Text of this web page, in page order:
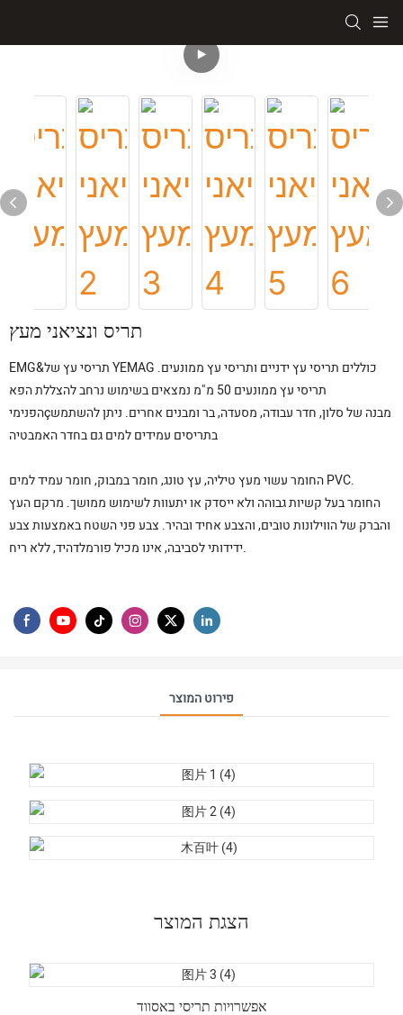
תריס ונציאני מעץ
EMG&תריסי עץ של YEMAG כוללים תריסי עץ ידניים ותריסי עץ ממונעים.
תריסי עץ ממונעים 50 מ"מ נמצאים בשימוש נרחב להצללת הפא
הפנימיçמבנה של סלון, חדר עבודה, מסעדה, בר ומבנים אחרים. ניתן להשתמש
החומר עשוי מעץ טיליה, עץ טונג, חומר במבוק, חומר עמיד למים PVC.
החומר בעל קשיות גבוהה ולא ייסדק או יתעוות לשימוש ממושך. מרקם העץ
והברק של הווילונות טובים, והצבע אחיד ובהיר. צבע פני השטח באמצעות צבע
ידידותי לסביבה, אינו מכיל פורמלדהיד, ללא ריח.
פירוט המוצר
הצגת המוצר
אפשרויות תריסי באסווד